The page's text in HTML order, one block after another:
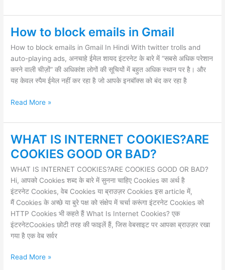
How to block emails in Gmail
How to block emails in Gmail In Hindi With twitter trolls and
auto-playing ads, अनचाहे ईमेल शायद इंटरनेट के बारे में “सबसे अधिक परेशान
करने वाली चीज़ों” की अधिकांश लोगों की सूचियों में बहुत अधिक स्थान पर है। और
यह केवल स्पैम ईमेल नहीं कर रहा है जो आपके इनबॉक्स को बंद कर रहा है
How
block
emails
in
Gmail
Read More »
WHAT IS INTERNET COOKIES?ARE
COOKIES GOOD OR BAD?
WHAT IS INTERNET COOKIES?ARE COOKIES GOOD OR BAD?
Hi, आपको Cookies शब्द के बारे में सुनना चाहिए Cookies का अर्थ है
इंटरनेट Cookies, वेब Cookies या ब्राउज़र Cookies इस article में,
मैं Cookies के अच्छे या बुरे पक्ष को संक्षेप में चर्चा करूंगा इंटरनेट Cookies को
HTTP Cookies भी कहते हैं What Is Internet Cookies? एक
इंटरनेटCookies छोटी तरह की फाइलें हैं, जिस वेबसाइट पर आपका ब्राउज़र रखा
गया है एक वेब सर्वर
WHAT
IS
INTERNET
COOKIES?
ARE
COOKIES
GOOD
OR
BAD?
Read More »